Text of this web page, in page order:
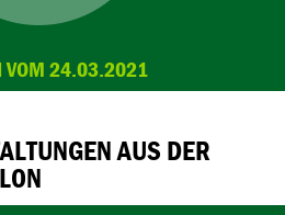
VOM 24.03.2021
AUS DER